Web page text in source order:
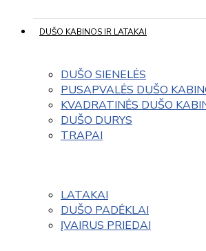
DUŠO KABINOS IR LATAKAI
DUŠO SIENELĖS
PUSAPVALĖS DUŠO
KVADRATINĖS DUŠO
DUŠO DURYS
TRAPAI
LATAKAI
DUŠO PADĖKLAI
ĮVAIRUS PRIEDAI